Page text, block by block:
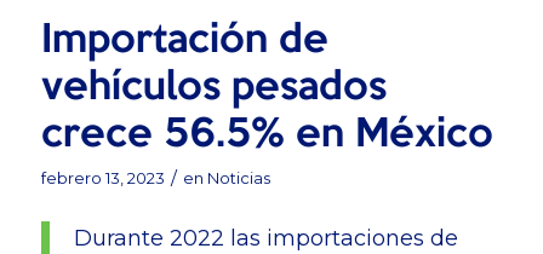
Importación de
vehículos pesados
crece 56.5% en México
febrero 13, 2023 / en Noticias
Durante 2022 las importaciones de